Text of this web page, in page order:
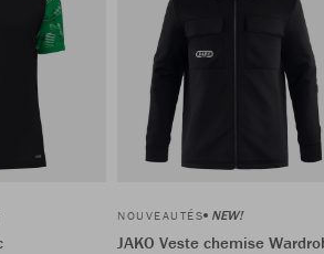
NOUVEAUTÉS NEW!
JAKO Veste chemise